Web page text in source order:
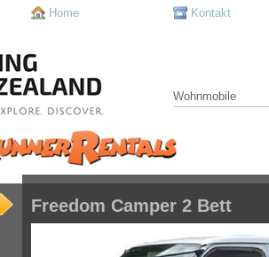
Home Kontakt
Wohnmobile
Freedom Camper 2 Bett